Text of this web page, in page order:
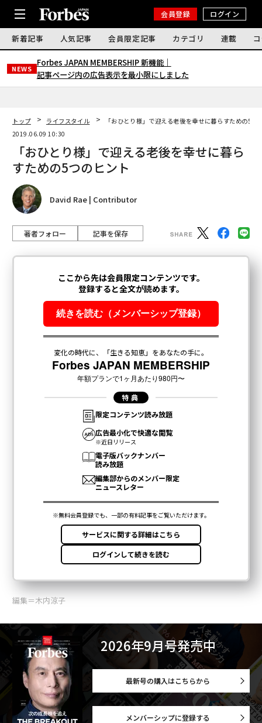
会員登録 ログイン
新着記事 人気記事 会員限定記事 カテゴリ 連載
NEWS
Forbes JAPAN MEMBERSHIP 新機能｜
記事ページ内の広告表示を最小限にしました
トップ ライフスタイル
「おひとり様」で迎える老後を幸せに暮らすための5つ
2019.06.09 10:30
「おひとり様」で迎える老後を幸せに暮ら
すための5つのヒント
David Rae | Contributor
著者フォロー 記事を保存
編集＝木内涼子
2026年9月号発売中
最新号の購入はこちらから
メンバーシップに登録する